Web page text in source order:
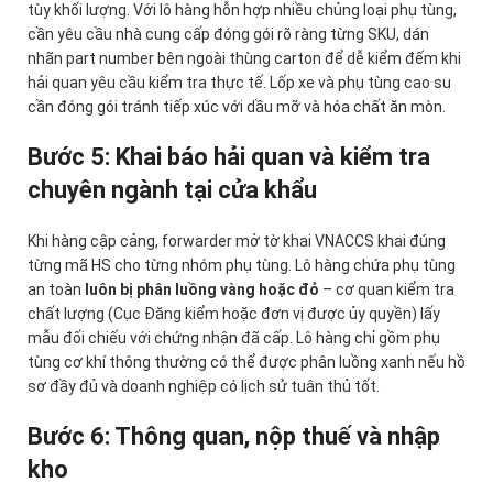
tùy khối lượng. Với lô hàng hỗn hợp nhiều chủng loại phụ tùng,
cần yêu cầu nhà cung cấp đóng gói rõ ràng từng SKU, dán
nhãn part number bên ngoài thùng carton để dễ kiểm đếm khi
hải quan yêu cầu kiểm tra thực tế. Lốp xe và phụ tùng cao su
cần đóng gói tránh tiếp xúc với dầu mỡ và hóa chất ăn mòn.
Bước 5: Khai báo hải quan và kiểm tra
chuyên ngành tại cửa khẩu
Khi hàng cập cảng, forwarder mở tờ khai VNACCS khai đúng
từng mã HS cho từng nhóm phụ tùng. Lô hàng chứa phụ tùng
an toàn luôn bị phân luồng vàng hoặc đỏ – cơ quan kiểm tra
chất lượng (Cục Đăng kiểm hoặc đơn vị được ủy quyền) lấy
mẫu đối chiếu với chứng nhận đã cấp. Lô hàng chỉ gồm phụ
tùng cơ khí thông thường có thể được phân luồng xanh nếu hồ
sơ đầy đủ và doanh nghiệp có lịch sử tuân thủ tốt.
Bước 6: Thông quan, nộp thuế và nhập
kho